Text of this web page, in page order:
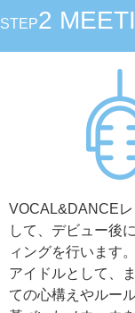
STEP2
VOCAL&DANCE
して、デビュー後
ィングを行います。
アイドルとして、
ての心構えやルー